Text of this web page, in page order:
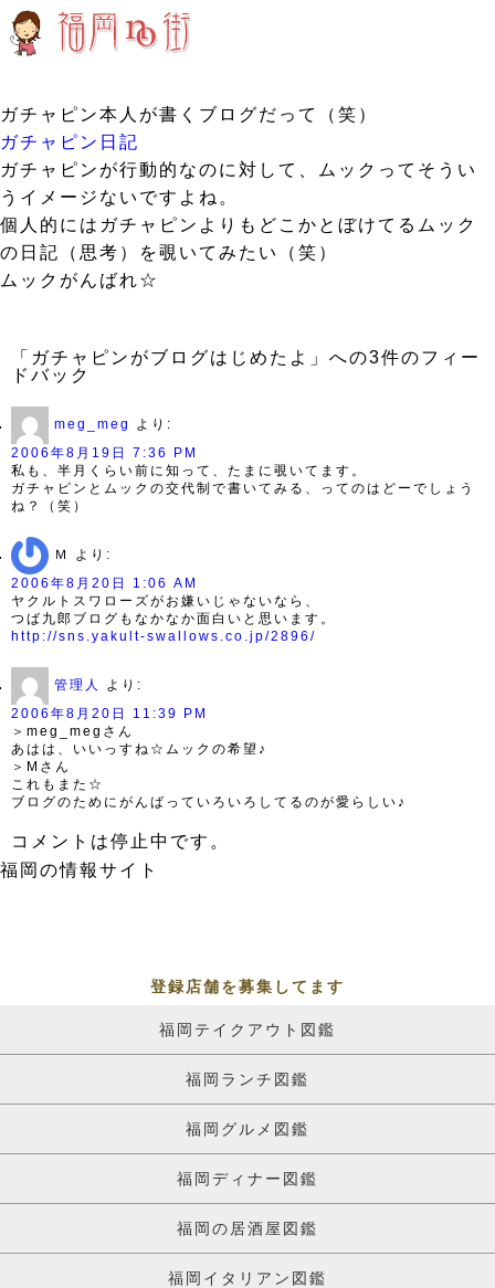
ガチャピン本人が書くブログだって（笑）
ガチャピン日記
ガチャピンが行動的なのに対して、ムックってそうい
うイメージないですよね。
個人的にはガチャピンよりもどこかとぼけてるムック
の日記（思考）を覗いてみたい（笑）
ムックがんばれ☆
「ガチャピンがブログはじめたよ」への3件のフィー
ドバック
meg_meg
より:
2006年8月19日 7:36 PM
私も、半月くらい前に知って、たまに覗いてます。
ガチャピンとムックの交代制で書いてみる、ってのはどーでしょう
ね？（笑）
Ｍ
より:
2006年8月20日 1:06 AM
ヤクルトスワローズがお嫌いじゃないなら、
つば九郎ブログもなかなか面白いと思います。
http://sns.yakult-swallows.co.jp/2896/
管理人
より:
2006年8月20日 11:39 PM
＞meg_megさん
あはは、いいっすね☆ムックの希望♪
＞Mさん
これもまた☆
ブログのためにがんばっていろいろしてるのが愛らしい♪
コメントは停止中です。
福岡の情報サイト
登録店舗を募集してます
福岡テイクアウト図鑑
福岡ランチ図鑑
福岡グルメ図鑑
福岡ディナー図鑑
福岡の居酒屋図鑑
福岡イタリアン図鑑